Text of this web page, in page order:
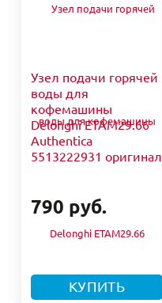
Узел подачи горячей
воды для
кофемашины
Delonghi ETAM29.66
Authentica
5513222931 оригинал
790 руб.
КУПИТЬ